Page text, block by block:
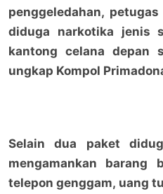
penggeledahan,
diduga narkotika jenis
kantong celana depan
ungkap Kompol
Selain dua paket
mengamankan
telepon genggam, uang